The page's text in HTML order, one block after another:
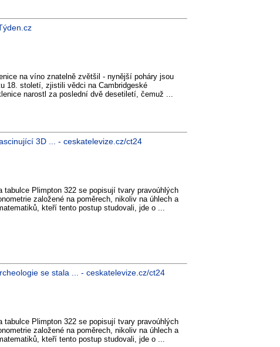
na víno znatelně zvětšil - nynější poháry jsou
18. století, zjistili vědci na Cambridgeské
narostl za poslední dvě desetiletí, čemuž ...
3D ... - ceskatelevize.cz/ct24
Plimpton 322 se popisují tvary pravoúhlých
založené na poměrech, nikoliv na úhlech a
kteří tento postup studovali, jde o ...
se stala ... - ceskatelevize.cz/ct24
Plimpton 322 se popisují tvary pravoúhlých
založené na poměrech, nikoliv na úhlech a
kteří tento postup studovali, jde o ...